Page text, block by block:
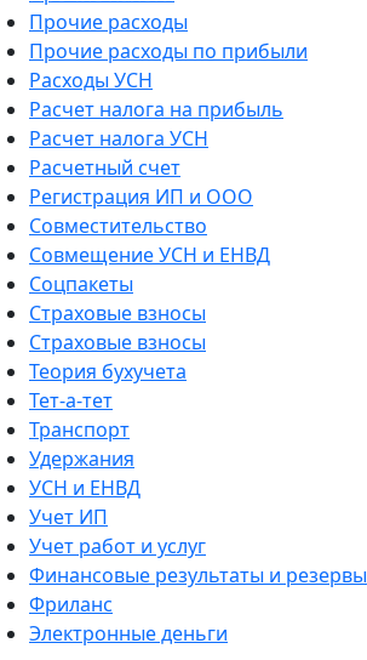
Прочие расходы
Прочие расходы по прибыли
Расходы УСН
Расчет налога на прибыль
Расчет налога УСН
Расчетный счет
Регистрация ИП и ООО
Совместительство
Совмещение УСН и ЕНВД
Соцпакеты
Страховые взносы
Страховые взносы
Теория бухучета
Тет-а-тет
Транспорт
Удержания
УСН и ЕНВД
Учет ИП
Учет работ и услуг
Финансовые результаты и резервы
Фриланс
Электронные деньги